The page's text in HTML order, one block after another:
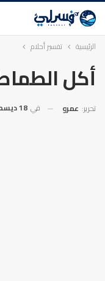
الرئيسية تفسير أحلام
أكل
تحرير: عمرو في 18 ديسمبر 2024